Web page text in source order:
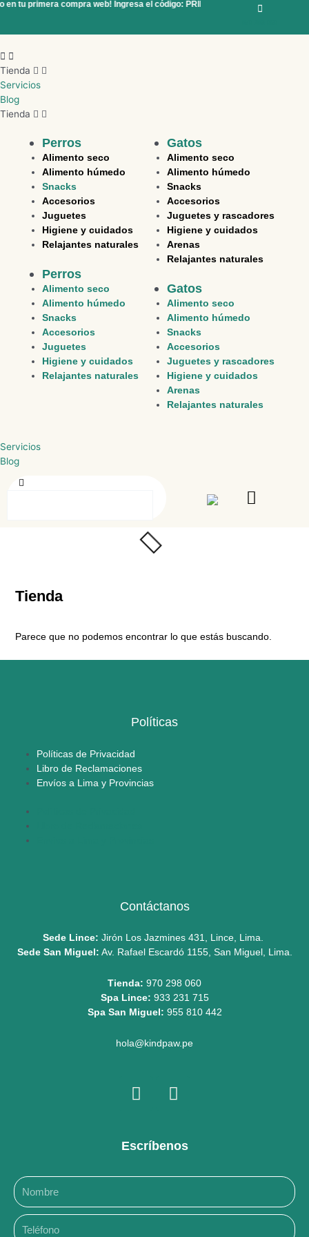
Ir
contenido
en tu primera compra web! Ingresa el código: PRIMERA10 ¡10 % de
Tienda
Servicios
Blog
Tienda
Perros
Alimento seco
Alimento húmedo
Snacks
Accesorios
Juguetes
Higiene y cuidados
Relajantes naturales
Perros
Alimento seco
Alimento húmedo
Snacks
Accesorios
Juguetes
Higiene y cuidados
Relajantes naturales
Gatos
Alimento seco
Alimento húmedo
Snacks
Accesorios
Juguetes y rascadores
Higiene y cuidados
Arenas
Relajantes naturales
Gatos
Alimento seco
Alimento húmedo
Snacks
Accesorios
Juguetes y rascadores
Higiene y cuidados
Arenas
Relajantes naturales
Servicios
Blog
BuscarBuscar
Tienda
Parece que no podemos encontrar lo que estás buscando.
Políticas
Políticas de Privacidad
Libro de Reclamaciones
Envíos a Lima y Provincias
Contáctanos
Sede Lince: Jirón Los Jazmines 431, Lince, Lima.
Sede San Miguel: Av. Rafael Escardó 1155, San Miguel, Lima.
Tienda: 970 298 060
Spa Lince: 933 231 715
Spa San Miguel: 955 810 442
hola@kindpaw.pe
I
n
a
a
m
F
a
b
k
Escríbenos